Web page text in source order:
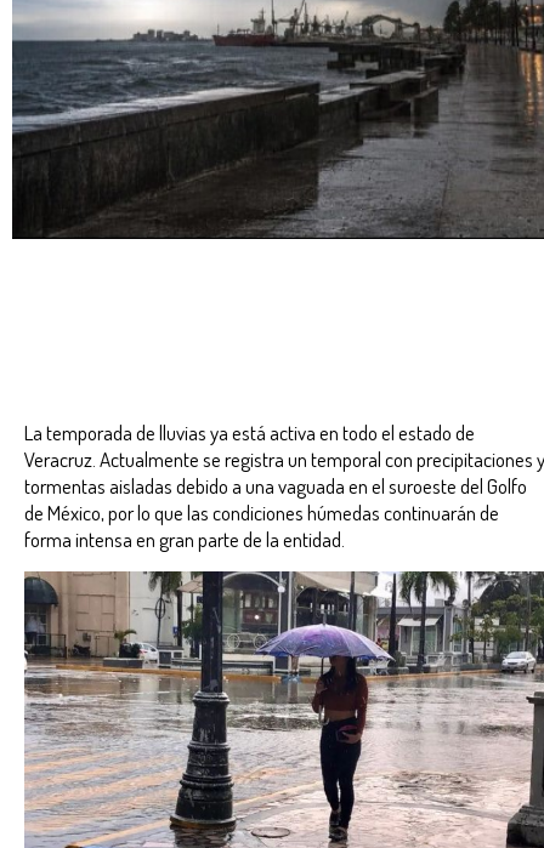
La temporada de lluvias ya está activa en todo el estado de
Veracruz. Actualmente se registra un temporal con precipitaciones y
tormentas aisladas debido a una vaguada en el suroeste del Golfo
de México, por lo que las condiciones húmedas continuarán de
forma intensa en gran parte de la entidad.